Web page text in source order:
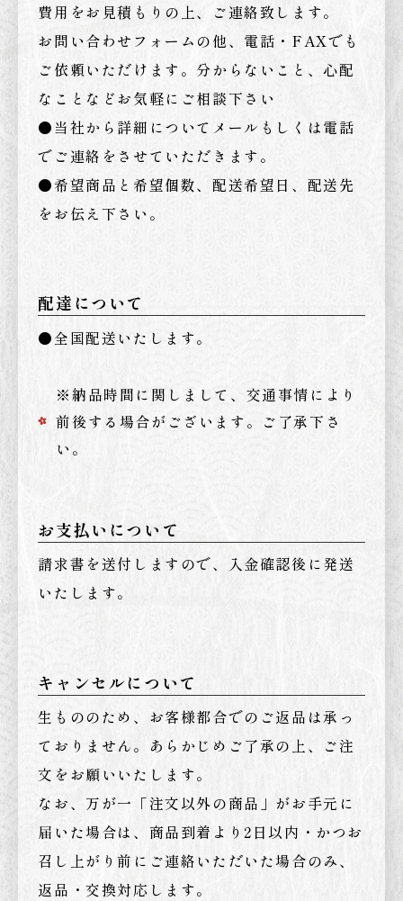
費用をお見積もりの上、ご連絡致します。
お問い合わせフォームの他、電話・FAXでも
ご依頼いただけます。分からないこと、心配
なことなどお気軽にご相談下さい
●当社から詳細についてメールもしくは電話
でご連絡をさせていただきます。
●希望商品と希望個数、配送希望日、配送先
をお伝え下さい。
配達について
●全国配送いたします。
※納品時間に関しまして、交通事情により
前後する場合がございます。ご了承下さ
い。
お支払いについて
請求書を送付しますので、入金確認後に発送
いたします。
キャンセルについて
生もののため、お客様都合でのご返品は承っ
ておりません。あらかじめご了承の上、ご注
文をお願いいたします。
なお、万が一「注文以外の商品」がお手元に
届いた場合は、商品到着より2日以内・かつお
召し上がり前にご連絡いただいた場合のみ、
返品・交換対応します。